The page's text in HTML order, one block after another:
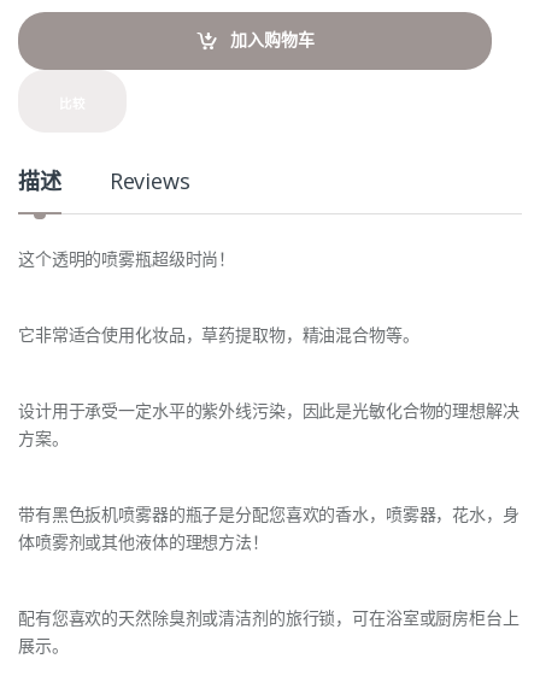
t
i
加入购物车
描述 Reviews
这个透明的喷雾瓶超级时尚！
它非常适合使用化妆品，草药提取物，精油混合物等。
设计用于承受一定水平的紫外线污染，因此是光敏化合物的理想解决
方案。
带有黑色扳机喷雾器的瓶子是分配您喜欢的香水，喷雾器，花水，身
体喷雾剂或其他液体的理想方法！
配有您喜欢的天然除臭剂或清洁剂的旅行锁，可在浴室或厨房柜台上
展示。